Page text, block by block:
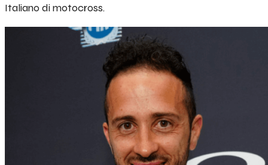
Italiano di motocross.